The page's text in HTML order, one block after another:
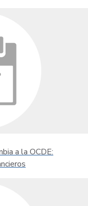
a la OCDE: